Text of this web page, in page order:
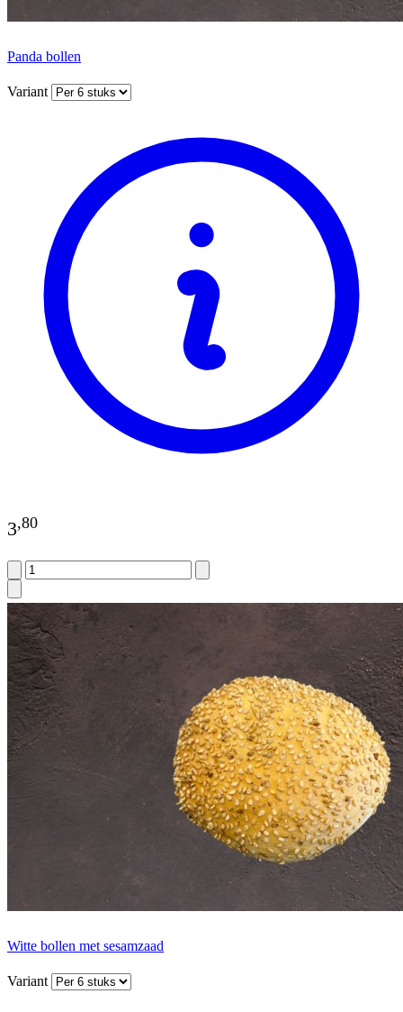
Panda bollen
Variant
3,80
Witte bollen met sesamzaad
Variant